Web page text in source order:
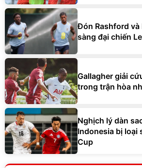
Đón Rashford và
sàng đại chiến
Gallagher giải
trong trận hòa
Nghịch lý dàn
Indonesia bị loại
Cup